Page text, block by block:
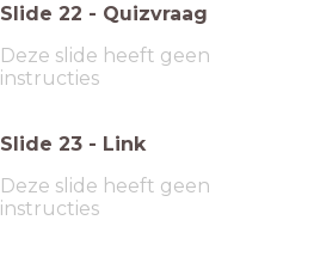
Slide 22 - Quizvraag
Deze slide heeft geen
instructies
Slide 23 - Link
Deze slide heeft geen
instructies